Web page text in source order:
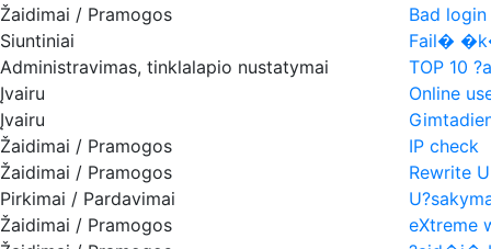
Žaidimai / Pramogos
Bad login
Siuntiniai
Fail�
Administravimas, tinklalapio nustatymai
TOP 10
Įvairu
Online
Įvairu
Žaidimai / Pramogos
IP check
Žaidimai / Pramogos
Rewrite
Pirkimai / Pardavimai
Žaidimai / Pramogos
eXtreme